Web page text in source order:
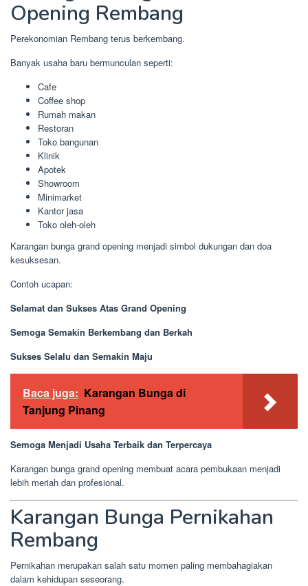
Opening Rembang
Perekonomian Rembang terus berkembang.
Banyak usaha baru bermunculan seperti:
Cafe
Coffee shop
Rumah makan
Restoran
Toko bangunan
Klinik
Apotek
Showroom
Minimarket
Kantor jasa
Toko oleh-oleh
Karangan bunga grand opening menjadi simbol dukungan dan doa
kesuksesan.
Contoh ucapan:
Selamat dan Sukses Atas Grand Opening
Semoga Semakin Berkembang dan Berkah
Sukses Selalu dan Semakin Maju
Baca juga: Karangan Bunga di
Tanjung Pinang
Semoga Menjadi Usaha Terbaik dan Terpercaya
Karangan bunga grand opening membuat acara pembukaan menjadi
lebih meriah dan profesional.
Karangan Bunga Pernikahan
Rembang
Pernikahan merupakan salah satu momen paling membahagiakan
dalam kehidupan seseorang.